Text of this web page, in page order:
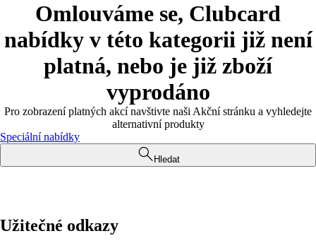
Omlouváme se, Clubcard
nabídky v této kategorii již není
platná, nebo je již zboží
vyprodáno
Pro zobrazení platných akcí navštivte naši Akční stránku a vyhledejte
alternativní produkty
Speciální nabídky
Hledat
Užitečné odkazy